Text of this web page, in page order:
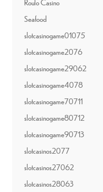
Roulo Casino
Seafood
slotcasinogame01075
slotcasinogame2076
slotcasinogame29062
slotcasinogame4078
slotcasinogame70711
slotcasinogame80712
slotcasinogame90713
slotcasinos2077
slotcasinos27062
slotcasinos28063